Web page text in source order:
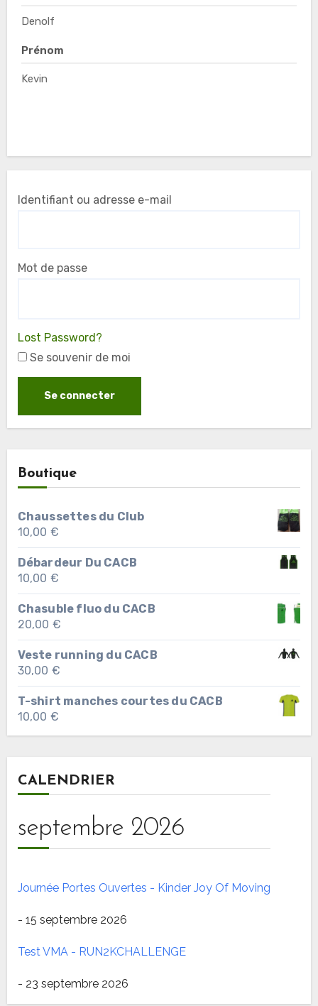
Denolf
Prénom
Kevin
Identifiant ou adresse e-mail
Mot de passe
Lost Password?
Se souvenir de moi
Boutique
Chaussettes du Club
10,00 €
Débardeur Du CACB
10,00 €
Chasuble fluo du CACB
20,00 €
Veste running du CACB
30,00 €
T-shirt manches courtes du CACB
10,00 €
CALENDRIER
septembre 2026
Journée Portes Ouvertes - Kinder Joy Of Moving
- 15 septembre 2026
Test VMA - RUN2KCHALLENGE
- 23 septembre 2026